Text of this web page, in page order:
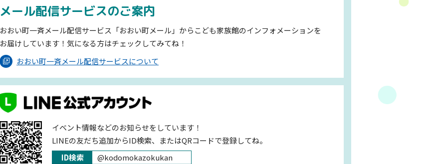
メール配信サービスのご案内
おおい町一斉メール配信サービス「おおい町メール」からこども家族館のインフォメーションを
お届けしています！気になる方はチェックしてみてね！
おおい町一斉メール配信サービスについて
イベント情報などのお知らせをしています！
LINEの友だち追加からID検索、またはQRコードで登録してね。
ID検索
@kodomokazokukan